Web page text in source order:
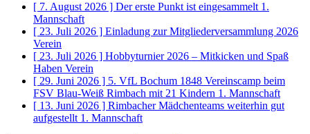
[ 7. August 2026 ] Der erste Punkt ist eingesammelt 1.
Mannschaft
[ 23. Juli 2026 ] Einladung zur Mitgliederversammlung 2026
Verein
[ 23. Juli 2026 ] Hobbyturnier 2026 – Mitkicken und Spaß
Haben Verein
[ 29. Juni 2026 ] 5. VfL Bochum 1848 Vereinscamp beim
FSV Blau-Weiß Rimbach mit 21 Kindern 1. Mannschaft
[ 13. Juni 2026 ] Rimbacher Mädchenteams weiterhin gut
aufgestellt 1. Mannschaft